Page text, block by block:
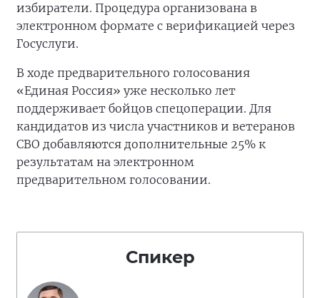
избиратели. Процедура организована в
электронном формате с верификацией через
Госуслуги.
В ходе предварительного голосования
«Единая Россия» уже несколько лет
поддерживает бойцов спецоперации. Для
кандидатов из числа участников и ветеранов
СВО добавляются дополнительные 25% к
результатам на электронном
предварительном голосовании.
Спикер